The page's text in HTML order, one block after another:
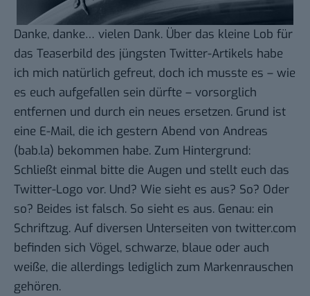
Danke, danke… vielen Dank. Über das kleine Lob für
das Teaserbild des jüngsten Twitter-Artikels habe
ich mich natürlich gefreut, doch ich musste es – wie
es euch aufgefallen sein dürfte – vorsorglich
entfernen und durch ein neues ersetzen. Grund ist
eine E-Mail, die ich gestern Abend von Andreas
(bab.la) bekommen habe. Zum Hintergrund:
Schließt einmal bitte die Augen und stellt euch das
Twitter-Logo vor. Und? Wie sieht es aus? So? Oder
so? Beides ist falsch. So sieht es aus. Genau: ein
Schriftzug. Auf diversen Unterseiten von twitter.com
befinden sich Vögel, schwarze, blaue oder auch
weiße, die allerdings lediglich zum Markenrauschen
gehören.